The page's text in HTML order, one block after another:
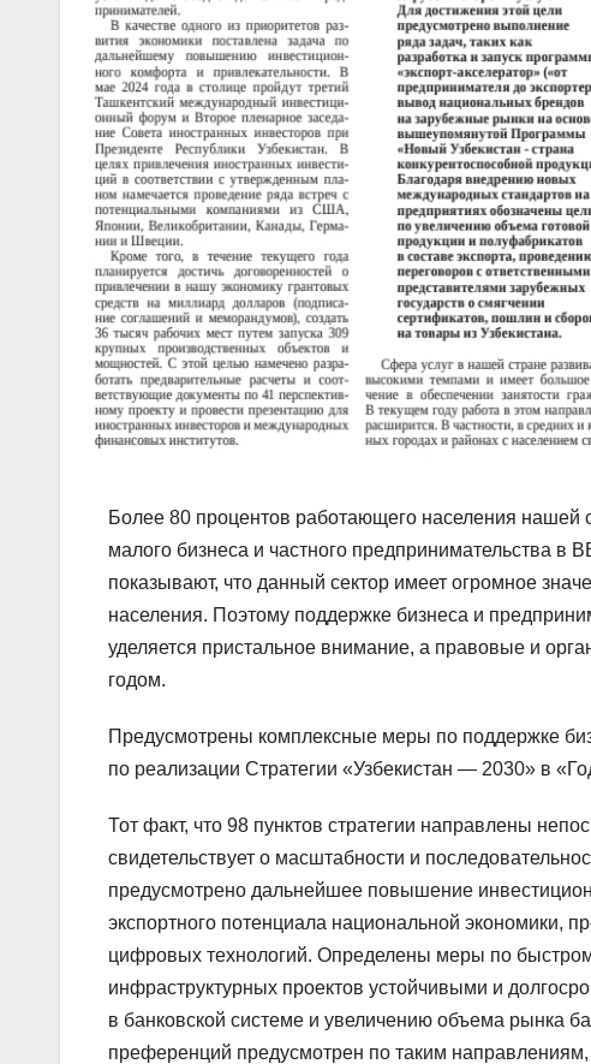
Более 80 процентов работающего населения нашей
малого бизнеса и частного предпринимательства в
показывают, что данный сектор имеет огромное
населения. Поэтому поддержке бизнеса и
уделяется пристальное внимание, а правовые и
годом.
Предусмотрены комплексные меры по поддержке
по реализации Стратегии «Узбекистан — 2030» в
Тот факт, что 98 пунктов стратегии направлены
свидетельствует о масштабности и
предусмотрено дальнейшее повышение
экспортного потенциала национальной экономики,
цифровых технологий. Определены меры по
инфраструктурных проектов устойчивыми и
в банковской системе и увеличению объема рынка
преференций предусмотрен по таким